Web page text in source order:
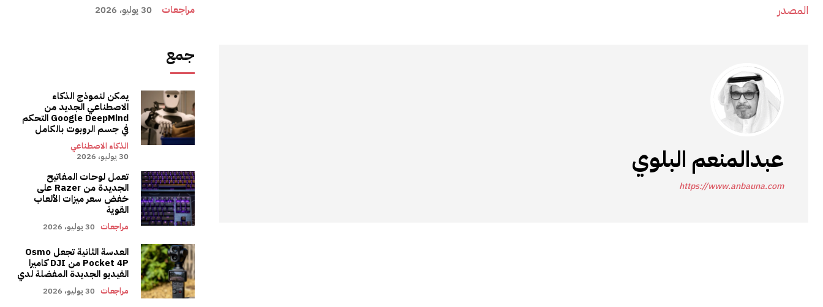
مراجعات 30 يوليو، 2026
جمع
يمكن لنموذج الذكاء
الاصطناعي الجديد من
Google DeepMind التحكم
في جسم الروبوت بالكامل
الذكاء الاصطناعي
30 يوليو، 2026
تعمل لوحات المفاتيح
الجديدة من Razer على
خفض سعر ميزات الألعاب
القوية
مراجعات 30 يوليو، 2026
العدسة الثانية تجعل Osmo
Pocket 4P من DJI كاميرا
الفيديو الجديدة المفضلة لدي
مراجعات 30 يوليو، 2026
المصدر
عبدالمنعم البلوي
https://www.anbauna.com